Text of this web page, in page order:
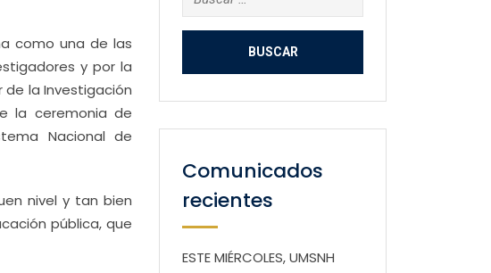
como una de las
y por la
la Investigación
la ceremonia de
Nacional de
nivel y tan bien
pública, que
Comunicados
recientes
ESTE MIÉRCOLES, UMSNH